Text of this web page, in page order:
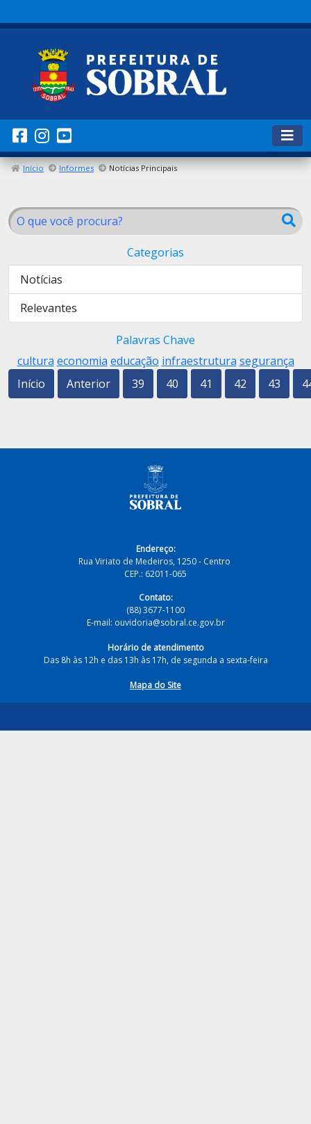
Início Informes Notícias Principais
Categorias
Notícias
Relevantes
Palavras Chave
cultura economia educação infraestrutura segurança
Início
Anterior 39 40 41 42 43
Endereço:
Rua Viriato de Medeiros, 1250 - Centro
CEP.: 62011-065
Contato:
(88) 3677-1100
E-mail: ouvidoria@sobral.ce.gov.br
Horário de atendimento
Das 8h às 12h e das 13h às 17h, de segunda a sexta-feira
Mapa do Site